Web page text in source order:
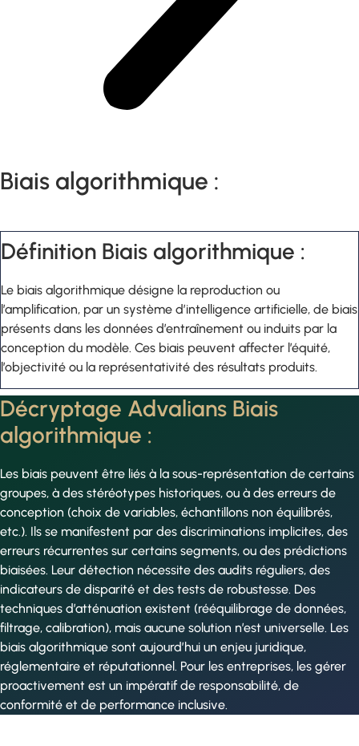
Biais algorithmique :
Définition Biais algorithmique :
Le biais algorithmique désigne la reproduction ou
l’amplification, par un système d’intelligence artificielle, de biais
présents dans les données d’entraînement ou induits par la
conception du modèle. Ces biais peuvent affecter l’équité,
l’objectivité ou la représentativité des résultats produits.
Décryptage Advalians Biais
algorithmique :
Les biais peuvent être liés à la sous-représentation de certains
groupes, à des stéréotypes historiques, ou à des erreurs de
conception (choix de variables, échantillons non équilibrés,
etc.). Ils se manifestent par des discriminations implicites, des
erreurs récurrentes sur certains segments, ou des prédictions
biaisées. Leur détection nécessite des audits réguliers, des
indicateurs de disparité et des tests de robustesse. Des
techniques d’atténuation existent (rééquilibrage de données,
filtrage, calibration), mais aucune solution n’est universelle. Les
biais algorithmique sont aujourd’hui un enjeu juridique,
réglementaire et réputationnel. Pour les entreprises, les gérer
proactivement est un impératif de responsabilité, de
conformité et de performance inclusive.